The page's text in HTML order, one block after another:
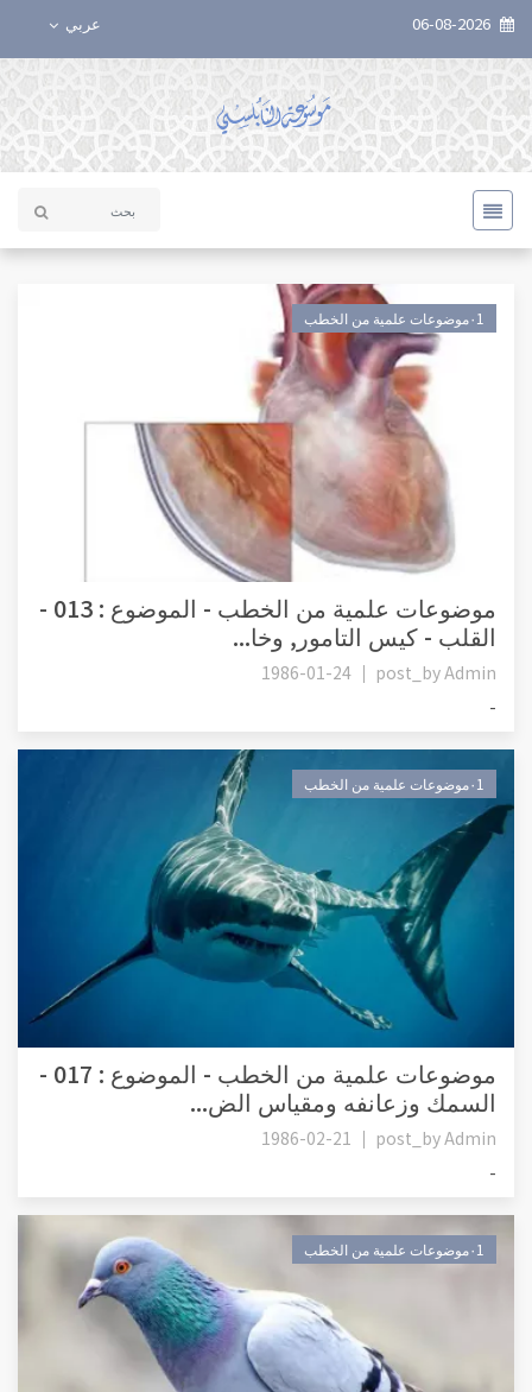
عربي
٠1موضوعات علمية من الخطب
موضوعات علمية من الخطب - الموضوع : 013 -
القلب - كيس التامور, وخا...
post_byAdmin
1986-01-24
-
٠1موضوعات علمية من الخطب
موضوعات علمية من الخطب - الموضوع : 017 -
السمك وزعانفه ومقياس الض...
post_byAdmin
1986-02-21
-
٠1موضوعات علمية من الخطب